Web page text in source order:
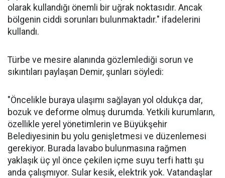
olarak kullandığı önemli bir uğrak noktasıdır. Ancak
bölgenin ciddi sorunları bulunmaktadır." ifadelerini
kullandı.
Türbe ve mesire alanında gözlemlediği sorun ve
sıkıntıları paylaşan Demir, şunları söyledi:
"Öncelikle buraya ulaşımı sağlayan yol oldukça dar,
bozuk ve deforme olmuş durumda. Yetkili kurumların,
özellikle yerel yönetimlerin ve Büyükşehir
Belediyesinin bu yolu genişletmesi ve düzenlemesi
gerekiyor. Burada lavabo bulunmasına rağmen
yaklaşık üç yıl önce çekilen içme suyu terfi hattı şu
anda çalışmıyor. Sular kesik, elektrik yok. Vatandaşlar